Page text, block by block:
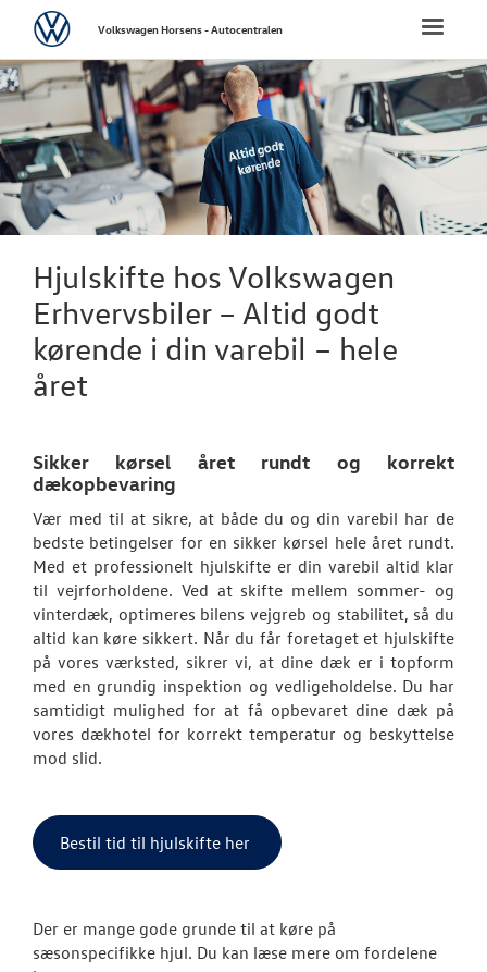
FORSIDE
NYE
NYE VAREBILER
VÆRKSTED
Koncepter og
Mere effekt
Volkswagen
VW Connect
Toggle
VolkswagenVolkswagen Horsens - Autocentralen
Hjulskifte hos Volkswagen
Erhvervsbiler – Altid godt
kørende i din varebil – hele
året
Sikker kørsel året rundt og korrekt
dækopbevaring
Vær med til at sikre, at både du og din varebil har de
bedste betingelser for en sikker kørsel hele året rundt.
Med et professionelt hjulskifte er din varebil altid klar
til vejrforholdene. Ved at skifte mellem sommer- og
vinterdæk, optimeres bilens vejgreb og stabilitet, så du
altid kan køre sikkert. Når du får foretaget et hjulskifte
på vores værksted, sikrer vi, at dine dæk er i topform
med en grundig inspektion og vedligeholdelse. Du har
samtidigt mulighed for at få opbevaret dine dæk på
vores dækhotel for korrekt temperatur og beskyttelse
mod slid.
Bestil tid til hjulskifte her
Der er mange gode grunde til at køre på
sæsonspecifikke hjul. Du kan læse mere om fordelene